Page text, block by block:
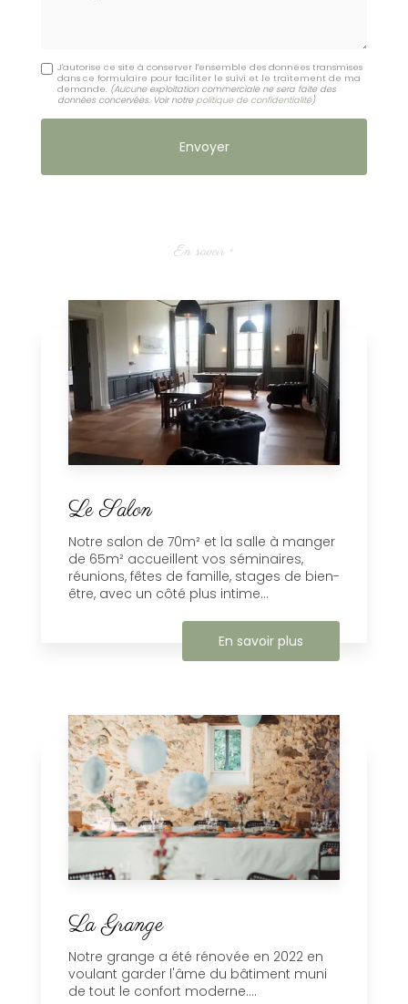
J'autorise ce site à conserver l'ensemble des données transmises
dans ce formulaire pour faciliter le suivi et le traitement de ma
demande. (Aucune exploitation commerciale ne sera faite des
données concervées. Voir notre politique de confidentialité)
En savoir +
Le Salon
Notre salon de 70m² et la salle à manger
de 65m² accueillent vos séminaires,
réunions, fêtes de famille, stages de bien-
être, avec un côté plus intime...
En savoir plus
La Grange
Notre grange a été rénovée en 2022 en
voulant garder l'âme du bâtiment muni
de tout le confort moderne....